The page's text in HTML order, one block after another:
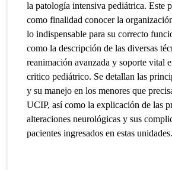
la patología intensiva pediátrica. Este
como finalidad conocer la
lo indispensable para su correcto
como la descripción de las diversas
reanimación avanzada y soporte vital
critico pediátrico. Se detallan las
y su manejo en los menores que
UCIP, así como la explicación de las
alteraciones neurológicas y sus
pacientes ingresados en estas unidades.